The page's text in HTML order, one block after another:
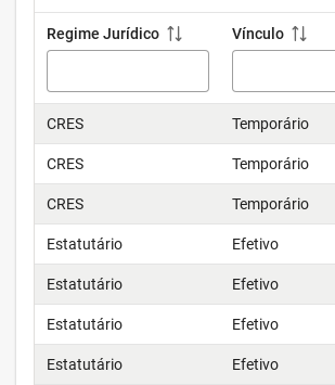
Regime Jurídico Vínculo
CRES Temporário
CRES Temporário
CRES Temporário
Estatutário Efetivo
Estatutário Efetivo
Estatutário Efetivo
Estatutário Efetivo